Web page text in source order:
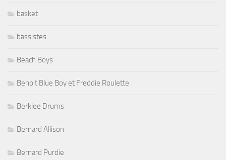
basket
bassistes
Beach Boys
Benoit Blue Boy et Freddie Roulette
Berklee Drums
Bernard Allison
Bernard Purdie